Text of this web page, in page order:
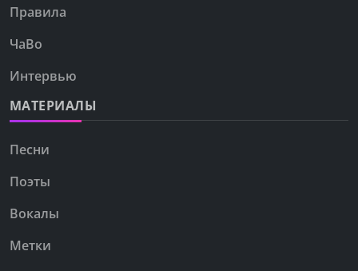
Правила
ЧаВо
Интервью
МАТЕРИАЛЫ
Песни
Поэты
Вокалы
Метки